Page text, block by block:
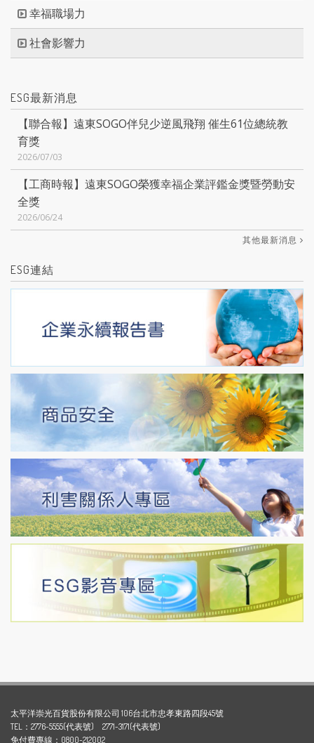
幸福職場力
社會影響力
ESG最新消息
【聯合報】遠東SOGO伴兒少逆風飛翔 催生61位總統教
育獎
2026/07/03
【工商時報】遠東SOGO榮獲幸福企業評鑑金獎暨勞動安
全獎
2026/06/24
其他最新消息
ESG連結
太平洋崇光百貨股份有限公司 106台北市忠孝東路四段45號
TEL：2776-5555(代表號) 2771-3171(代表號)
免付費專線：0800-212002